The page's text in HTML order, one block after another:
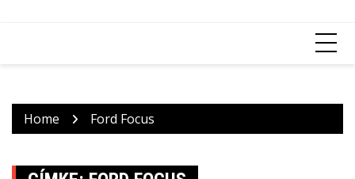
Home Ford Focus